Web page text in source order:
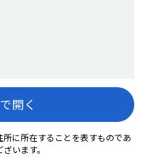
開く
に所在することを表すものであ
います。